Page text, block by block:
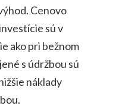
Cenovo
sú v
ako pri bežnom
s údržbou sú
náklady